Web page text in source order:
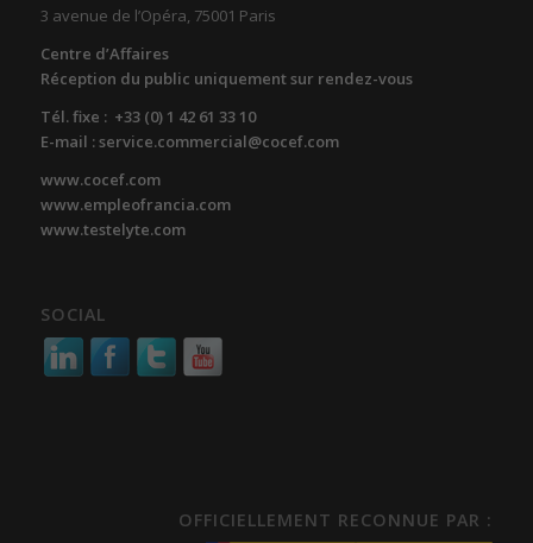
3 avenue de l’Opéra, 75001 Paris
Centre d’Affaires
Réception du public uniquement sur rendez-vous
Tél. fixe : +33 (0) 1 42 61 33 10
E-mail : service.commercial@cocef.com
www.cocef.com
www.empleofrancia.com
www.testelyte.com
SOCIAL
OFFICIELLEMENT RECONNUE PAR :